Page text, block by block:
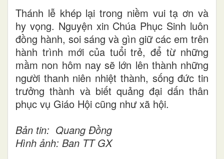
Thánh lễ khép lại trong niềm vui tạ ơn và
hy vọng. Nguyện xin Chúa Phục Sinh luôn
đồng hành, soi sáng và gìn giữ các em trên
hành trình mới của tuổi trẻ, để từ những
mầm non hôm nay sẽ lớn lên thành những
người thanh niên nhiệt thành, sống đức tin
trưởng thành và biết quảng đại dấn thân
phục vụ Giáo Hội cũng như xã hội.
Bản tin: Quang Đồng
Hình ảnh: Ban TT GX